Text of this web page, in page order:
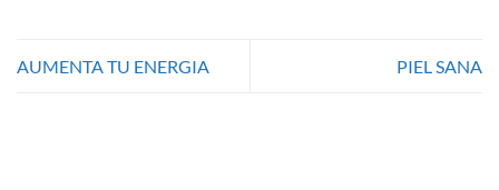
AUMENTA TU ENERGIA PIEL SANA